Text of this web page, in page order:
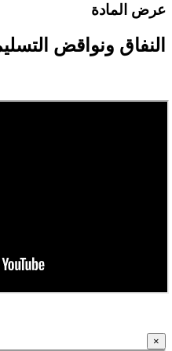
المادة
ونواقض التسليم